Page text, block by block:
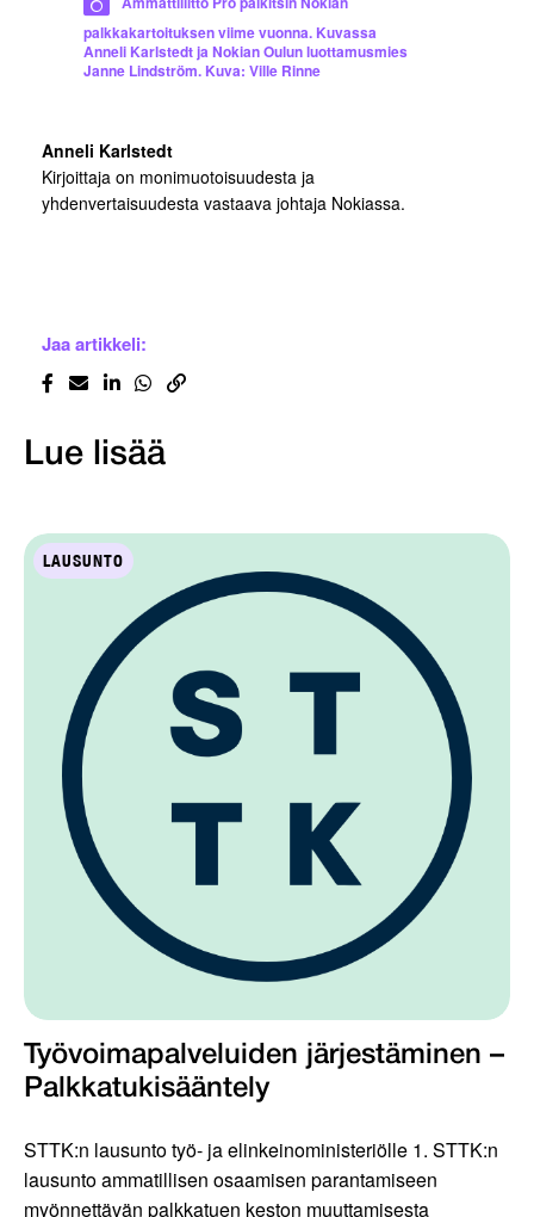
palkkakartoituksen viime vuonna. Kuvassa
Anneli Karlstedt ja Nokian Oulun luottamusmies
Janne Lindström. Kuva: Ville Rinne
Anneli Karlstedt
Kirjoittaja on monimuotoisuudesta ja
yhdenvertaisuudesta vastaava johtaja Nokiassa.
Jaa artikkeli:
Lue lisää
LAUSUNTO
Työvoimapalveluiden järjestäminen –
Palkkatukisääntely
STTK:n lausunto työ- ja elinkeinoministeriölle 1. STTK:n
lausunto ammatillisen osaamisen parantamiseen
myönnettävän palkkatuen keston muuttamisesta